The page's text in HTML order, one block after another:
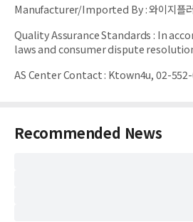
Manufacturer/Imported By:와이지플
Quality Assurance Standards : In
laws and consumer dispute
AS Center Contact: Ktown4u, 02-
Recommended News